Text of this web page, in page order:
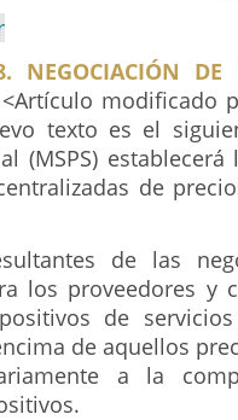
NEGOCIACIÓN
<Artículo modificado
texto es el
(MSPS)
de
de las
los proveedores y
de
de aquellos
a la